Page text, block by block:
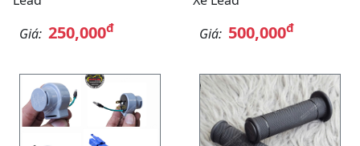
Giá: 250,000đ
Giá: 500,000đ